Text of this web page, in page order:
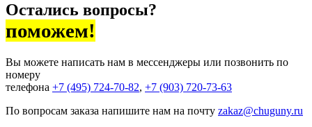
Остались вопросы?
поможем!
Вы можете написать нам в мессенджеры или позвонить по
номеру
телефона +7 (495) 724-70-82, +7 (903) 720-73-63
По вопросам заказа напишите нам на почту zakaz@chuguny.ru